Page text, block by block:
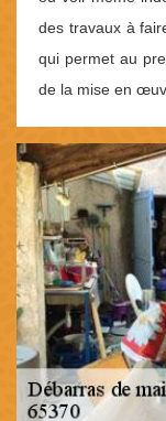
des travaux à
qui permet au
de la mise en